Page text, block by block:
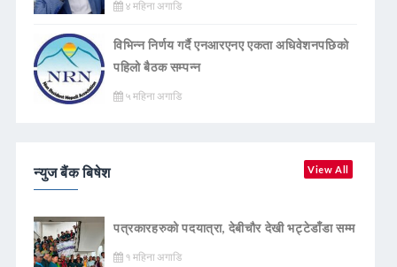
४ महिना अगाडि
विभिन्न निर्णय गर्दै एनआरएनए एकता अधिवेशनपछिको
पहिलो बैठक सम्पन्न
५ महिना अगाडि
न्युज बैंक बिषेश View All
पत्रकारहरुको पदयात्रा, देबीचौर देखी भट्टेडाँडा सम्म
१ महिना अगाडि